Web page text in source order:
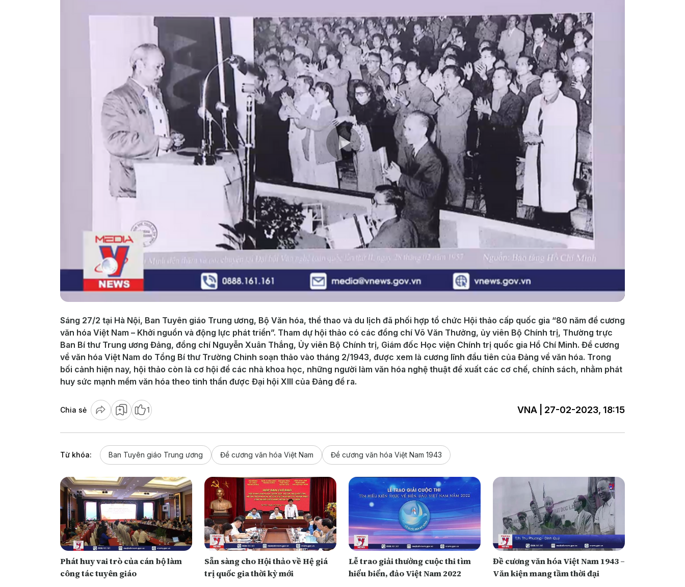
Play
Video
Sáng 27/2 tại Hà Nội, Ban Tuyên giáo Trung ương, Bộ Văn hóa, thể thao và du lịch đã phối hợp tổ chức Hội thảo cấp quốc gia “80 năm đề cương
văn hóa Việt Nam – Khởi nguồn và động lực phát triển”. Tham dự hội thảo có các đồng chí Võ Văn Thưởng, ủy viên Bộ Chính trị, Thường trực
Ban Bí thư Trung ương Đảng, đồng chí Nguyễn Xuân Thắng, Ủy viên Bộ Chính trị, Giám đốc Học viện Chính trị quốc gia Hồ Chí Minh. Đề cương
về văn hóa Việt Nam do Tổng Bí thư Trường Chinh soạn thảo vào tháng 2/1943, được xem là cương lĩnh đầu tiên của Đảng về văn hóa. Trong
bối cảnh hiện nay, hội thảo còn là cơ hội để các nhà khoa học, những người làm văn hóa nghệ thuật đề xuất các cơ chế, chính sách, nhằm phát
huy sức mạnh mềm văn hóa theo tinh thần được Đại hội XIII của Đảng đề ra.
Chia sẻ 1 VNA | 27-02-2023, 18:15
Từ khóa: Ban Tuyên giáo Trung ương Đề cương văn hóa Việt Nam Đề cương văn hóa Việt Nam 1943
Phát huy vai trò của cán bộ làm
công tác tuyên giáo
Sẵn sàng cho Hội thảo về Hệ giá
trị quốc gia thời kỳ mới
Lễ trao giải thưởng cuộc thi tìm
hiểu biển, đảo Việt Nam 2022
Đề cương văn hóa Việt Nam 1943 –
Văn kiện mang tầm thời đại